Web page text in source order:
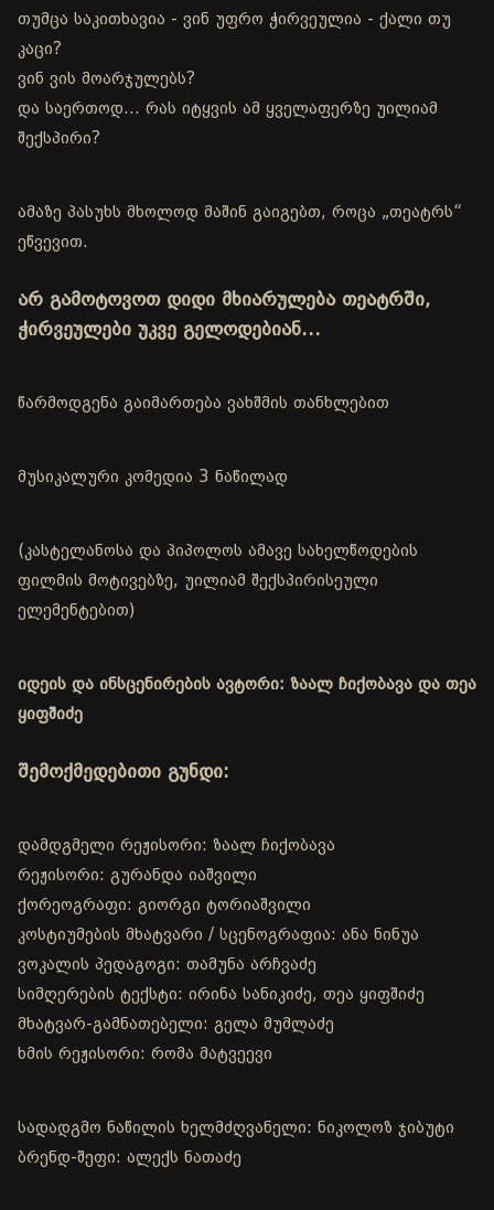
თუმცა საკითხავია - ვინ უფრო ჭირვეულია - ქალი თუ
კაცი?
ვინ ვის მოარჯულებს?
და საერთოდ… რას იტყვის ამ ყველაფერზე უილიამ
შექსპირი?
ამაზე პასუხს მხოლოდ მაშინ გაიგებთ, როცა „თეატრს“
ეწვევით.
არ გამოტოვოთ დიდი მხიარულება თეატრში,
ჭირვეულები უკვე გელოდებიან…
წარმოდგენა გაიმართება ვახშმის თანხლებით
მუსიკალური კომედია 3 ნაწილად
(კასტელანოსა და პიპოლოს ამავე სახელწოდების
ფილმის მოტივებზე, უილიამ შექსპირისეული
ელემენტებით)
იდეის და ინსცენირების ავტორი: ზაალ ჩიქობავა და თეა
ყიფშიძე
შემოქმედებითი გუნდი:
დამდგმელი რეჟისორი: ზაალ ჩიქობავა
რეჟისორი: გურანდა იაშვილი
ქორეოგრაფი: გიორგი ტორიაშვილი
კოსტიუმების მხატვარი / სცენოგრაფია: ანა ნინუა
ვოკალის პედაგოგი: თამუნა არჩვაძე
სიმღერების ტექსტი: ირინა სანიკიძე, თეა ყიფშიძე
მხატვარ-გამნათებელი: გელა მუმლაძე
ხმის რეჟისორი: რომა მატვეევი
სადადგმო ნაწილის ხელმძღვანელი: ნიკოლოზ ჯიბუტი
ბრენდ-შეფი: ალექს ნათაძე